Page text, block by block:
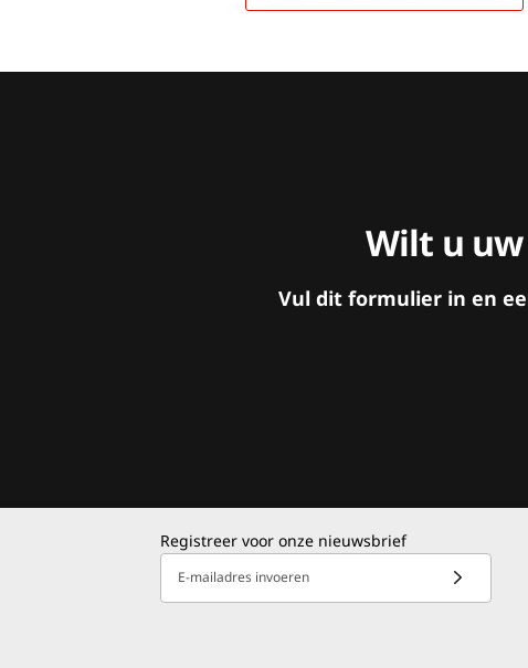
Wilt u
Vul dit formulier in en
Registreer voor onze nieuwsbrief
E-mailadres invoeren